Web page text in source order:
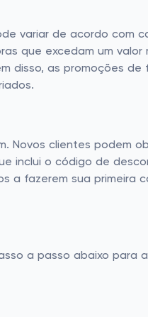
variar de acordo com
que excedam um valor
disso, as promoções
Novos clientes podem
inclui o código de
a fazerem sua primeira
a passo abaixo para